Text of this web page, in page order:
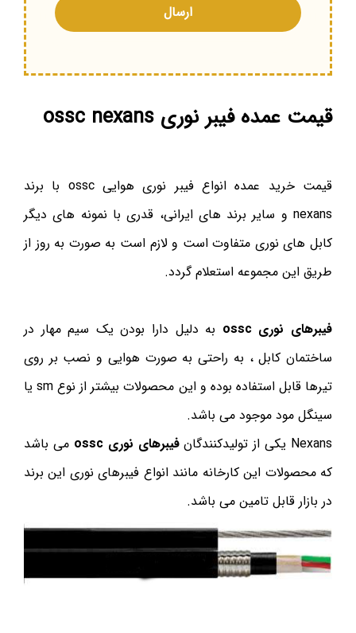
قیمت عمده فیبر نوری ossc nexans
قیمت خرید عمده انواع فیبر نوری هوایی ossc با برند
nexans و سایر برند های ایرانی، قدری با نمونه های دیگر
کابل های نوری متفاوت است و لازم است به صورت به روز از
طریق این مجموعه استعلام گردد.
فیبرهای نوری ossc
به دلیل دارا بودن یک سیم مهار در
ساختمان کابل ، به راحتی به صورت هوایی و نصب بر روی
تیرها قابل استفاده بوده و این محصولات بیشتر از نوع sm یا
سینگل مود موجود می باشد.
Nexans یکی از تولیدکنندگان
فیبرهای نوری ossc
می باشد
که محصولات این کارخانه مانند انواع فیبرهای نوری این برند
در بازار قابل تامین می باشد.